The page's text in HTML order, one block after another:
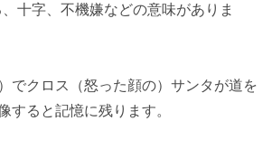
、十字、不機嫌などの意味がありま
でクロス（怒った顔の）サンタが道を
すると記憶に残ります。